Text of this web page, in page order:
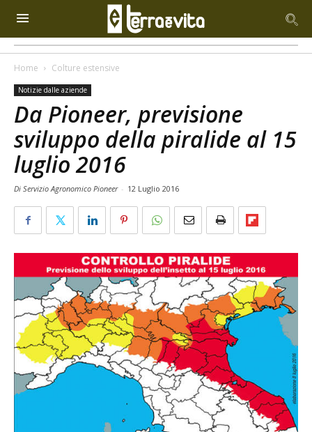
Home Colture estensive
Notizie dalle aziende
Da Pioneer, previsione
sviluppo della piralide al 15
luglio 2016
Di Servizio Agronomico Pioneer - 12 Luglio 2016